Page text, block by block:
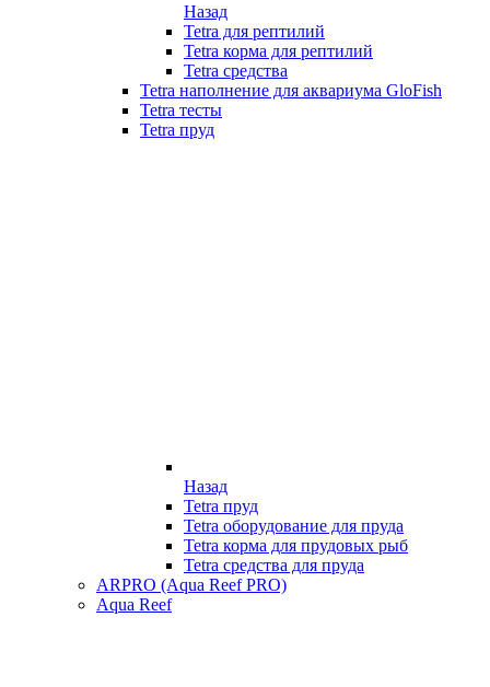
Назад
Tetra для рептилий
Tetra корма для рептилий
Tetra средства
Tetra наполнение для аквариума GloFish
Tetra тесты
Tetra пруд
Назад
Tetra пруд
Tetra оборудование для пруда
Tetra корма для прудовых рыб
Tetra средства для пруда
ARPRO (Aqua Reef PRO)
Aqua Reef